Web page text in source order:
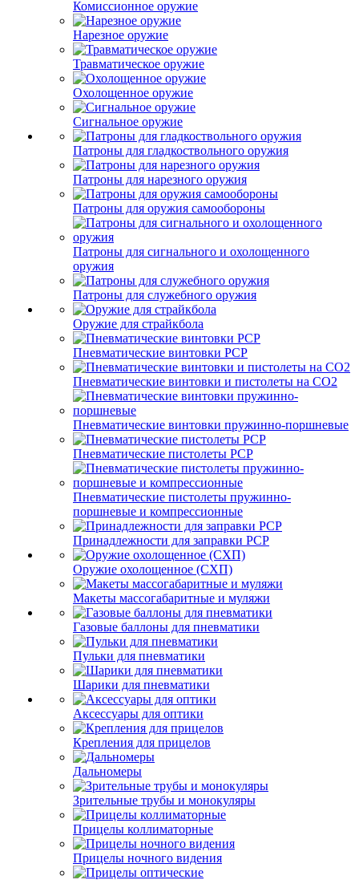
Комиссионное оружие
Нарезное оружие
Травматическое оружие
Охолощенное оружие
Сигнальное оружие
Патроны для гладкоствольного оружия
Патроны для нарезного оружия
Патроны для оружия самообороны
Патроны для сигнального и охолощенного
оружия
Патроны для служебного оружия
Оружие для страйкбола
Пневматические винтовки PCP
Пневматические винтовки и пистолеты на CO2
Пневматические винтовки пружинно-поршневые
Пневматические пистолеты PCP
Пневматические пистолеты пружинно-
поршневые и компрессионные
Принадлежности для заправки PCP
Оружие охолощенное (СХП)
Макеты массогабаритные и муляжи
Газовые баллоны для пневматики
Пульки для пневматики
Шарики для пневматики
Аксессуары для оптики
Крепления для прицелов
Дальномеры
Зрительные трубы и монокуляры
Прицелы коллиматорные
Прицелы ночного видения